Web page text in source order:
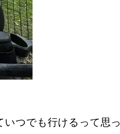
つでも行けるって思っ